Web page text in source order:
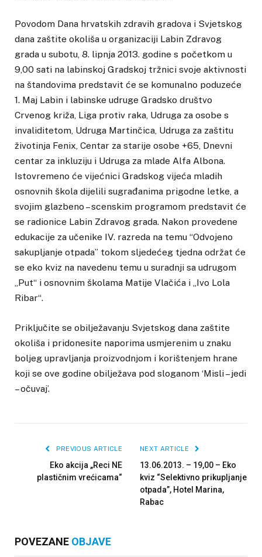
Povodom Dana hrvatskih zdravih gradova i Svjetskog
dana zaštite okoliša u organizaciji Labin Zdravog
grada u subotu, 8. lipnja 2013. godine s početkom u
9,00 sati na labinskoj Gradskoj tržnici svoje aktivnosti
na štandovima predstavit će se komunalno poduzeće
1. Maj Labin i labinske udruge Gradsko društvo
Crvenog križa, Liga protiv raka, Udruga za osobe s
invaliditetom, Udruga Martinčica, Udruga za zaštitu
životinja Fenix, Centar za starije osobe +65, Dnevni
centar za inkluziju i Udruga za mlade Alfa Albona.
Istovremeno će vijećnici Gradskog vijeća mladih
osnovnih škola dijelili sugrađanima prigodne letke, a
svojim glazbeno – scenskim programom predstavit će
se radionice Labin Zdravog grada. Nakon provedene
edukacije za učenike IV. razreda na temu “Odvojeno
sakupljanje otpada” tokom sljedećeg tjedna održat će
se eko kviz na navedenu temu u suradnji sa udrugom
„Put“ i osnovnim školama Matije Vlačića i „Ivo Lola
Ribar“.
Priključite se obilježavanju Svjetskog dana zaštite
okoliša i pridonesite naporima usmjerenim u znaku
boljeg upravljanja proizvodnjom i korištenjem hrane
koji se ove godine obilježava pod sloganom ‘Misli – jedi
– očuvaj’.
PREVIOUS ARTICLE
Eko akcija „Reci NE
plastičnim vrećicama“
NEXT ARTICLE
13.06.2013. – 19,00 – Eko
kviz “Selektivno prikupljanje
otpada”, Hotel Marina,
Rabac
POVEZANE OBJAVE